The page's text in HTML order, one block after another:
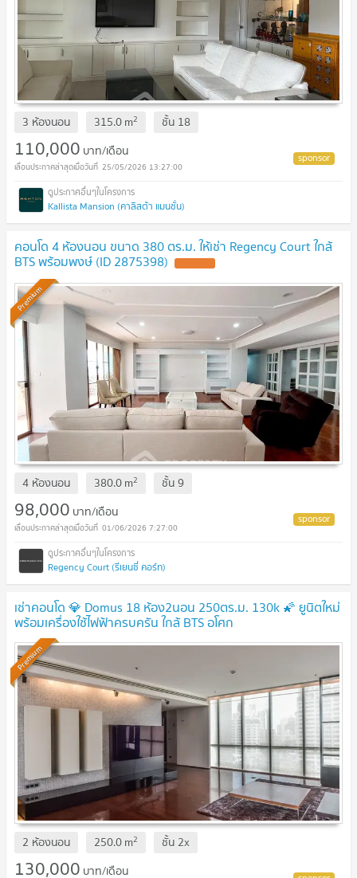
3 ห้องนอน 315.0m2 ชั้น 18
110,000 บาท/เดือน
25/05/2026 13:27:00
Kallista Mansion (คาลิสต้า แมนชั่น)
คอนโด 4 ห้องนอน ขนาด 380 ตร.ม. ให้เช่า Regency Court ใกล้
BTS พร้อมพงษ์ (ID 2875398)
Premium
4 ห้องนอน 380.0m2 ชั้น9
98,000 บาท/เดือน
01/06/2026 7:27:00
Regency Court (รีเยนซี่ คอร์ท)
เช่าคอนโด 💎 Domus 18 ห้อง2นอน 250ตร.ม. 130k 🌠 ยูนิตใหม่
พร้อมเครื่องใช้ไฟฟ้าครบครัน ใกล้ BTS อโศก
Premium
2 ห้องนอน 250.0m2 ชั้น 2x
130,000 บาท/เดือน